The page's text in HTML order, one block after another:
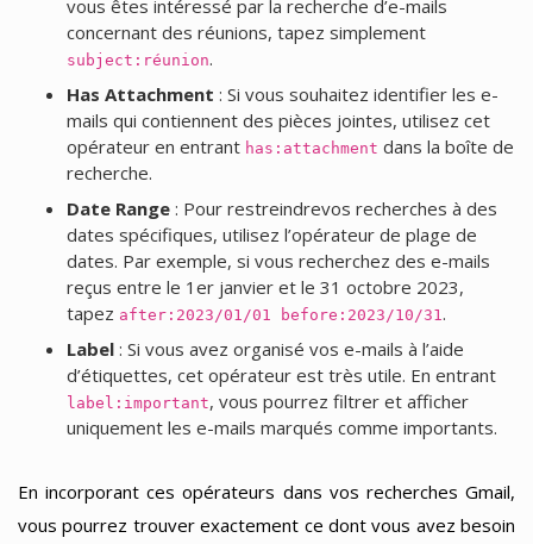
vous êtes intéressé par la recherche d’e-mails
concernant des réunions, tapez simplement
subject:réunion.
Has Attachment : Si vous souhaitez identifier les e-
mails qui contiennent des pièces jointes, utilisez cet
opérateur en entrant has:attachment dans la boîte de
recherche.
Date Range: Pour restreindrevos recherches à des
dates spécifiques, utilisez l’opérateur de plage de
dates. Par exemple, si vous recherchez des e-mails
reçus entre le 1er janvier et le 31 octobre 2023,
tapez after:2023/01/01 before:2023/10/31.
Label: Si vous avez organisé vos e-mails à l’aide
d’étiquettes, cet opérateur est très utile. En entrant
label:important, vous pourrez filtrer et afficher
uniquement les e-mails marqués comme importants.
En incorporant ces opérateurs dans vos recherches Gmail,
vous pourrez trouver exactement ce dont vous avez besoin